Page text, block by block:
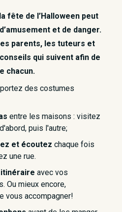
fête de l’Halloween peut
et de danger.
parents, les tuteurs et
qui suivent afin de
chacun.
des costumes
entre les maisons : visitez
puis l'autre;
et écoutez chaque fois
une rue.
avec vos
Ou mieux encore,
vous accompagner!